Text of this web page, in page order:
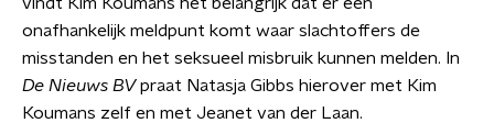
onafhankelijk meldpunt komt waar slachtoffers de
misstanden en het seksueel misbruik kunnen melden. In
De Nieuws BVpraat Natasja Gibbs hierover met Kim
Koumans zelf en met Jeanet van der Laan.